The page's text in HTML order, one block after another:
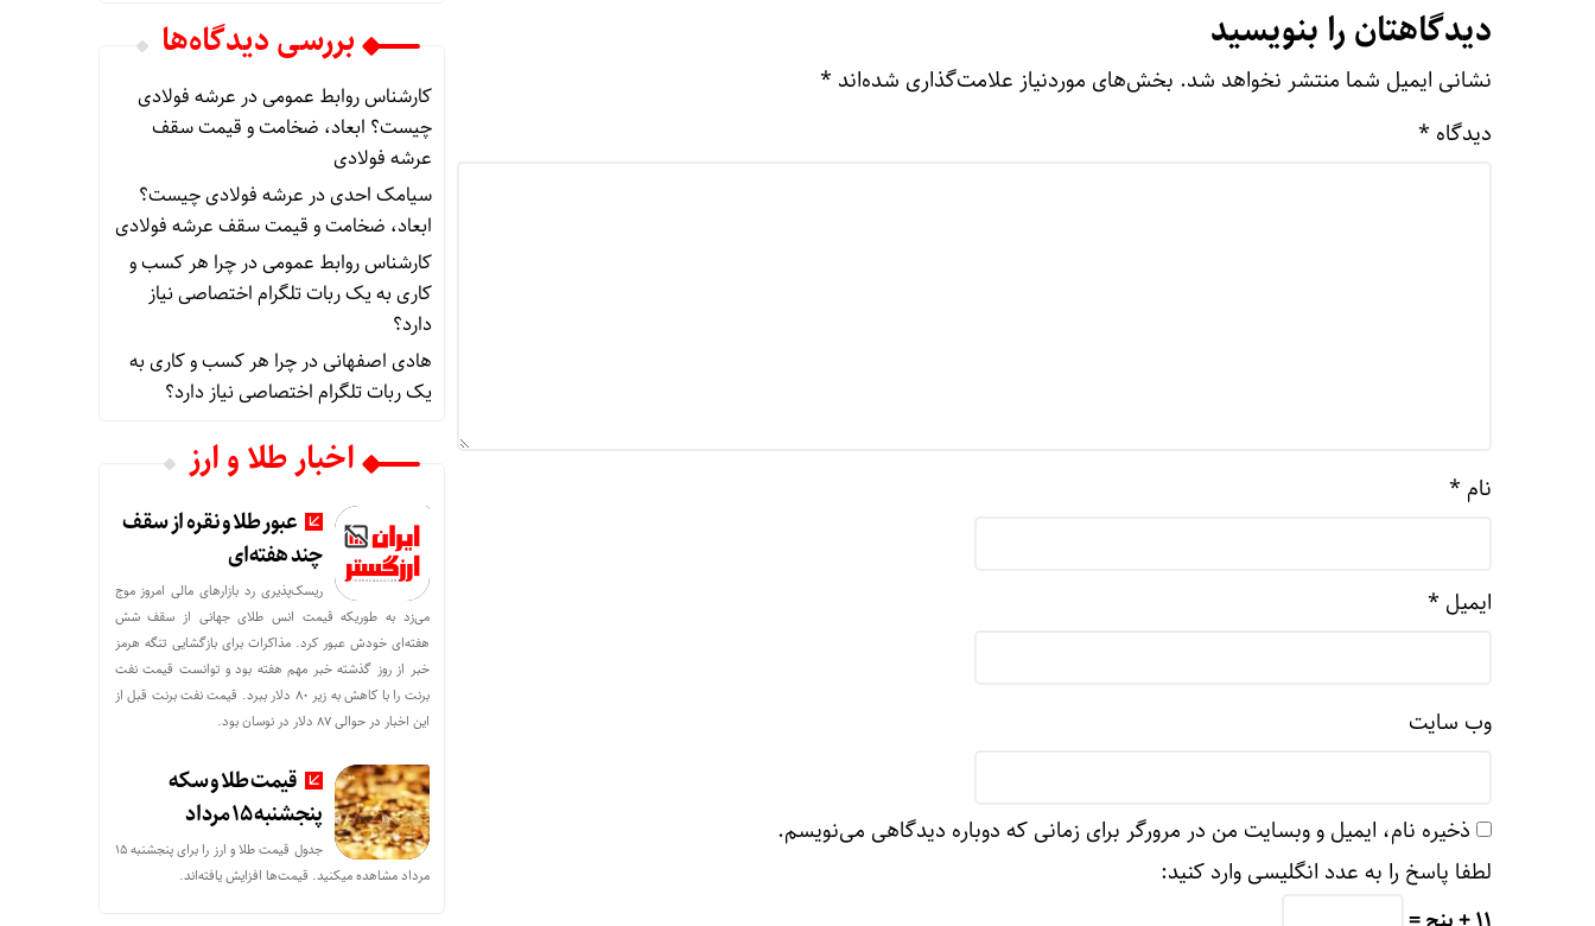
دیدگاهتان را بنویسید
نشانی ایمیل شما منتشر نخواهد شد. بخش‌های موردنیاز علامت‌گذاری شده‌اند *
دیدگاه *
نام *
ایمیل *
وب‌ سایت
ذخیره نام، ایمیل و وبسایت من در مرورگر برای زمانی که دوباره دیدگاهی می‌نویسم.
لطفا پاسخ را به عدد انگلیسی وارد کنید:
بررسی دیدگاه‌ها
کارشناس روابط عمومیدر عرشه فولادی
چیست؟ ابعاد، ضخامت و قیمت سقف
عرشه فولادی
سیامک احدیدر عرشه فولادی چیست؟
ابعاد، ضخامت و قیمت سقف عرشه فولادی
کارشناس روابط عمومیدرچرا هر کسب‌ و
کاری به یک ربات تلگرام اختصاصی نیاز
دارد؟
هادی اصفهانیدرچرا هر کسب‌ و کاری به
یک ربات تلگرام اختصاصی نیاز دارد؟
اخبار طلا و ارز
عبور طلا و نقره از سقف
چند هفته‌ای
ریسک‌پذیری رد بازارهای مالی امروز موج
می‌زد به طوریکه قیمت انس طلای جهانی از سقف شش
هفته‌ای خودش عبور کرد. مذاکرات برای بازگشایی تنگه هرمز
خبر از روز گذشته خبر مهم هفته بود و توانست قیمت نفت
برنت را با کاهش به زیر 80 دلار ببرد. قیمت نفت برنت قبل از
این اخبار در حوالی 87 دلار در نوسان بود.
قیمت طلا و سکه
پنجشنبه 15 مرداد
جدول قیمت طلا و ارز را برای پنجشنبه 15
مرداد مشاهده میکنید. قیمت‌ها افزایش یافته‌اند.